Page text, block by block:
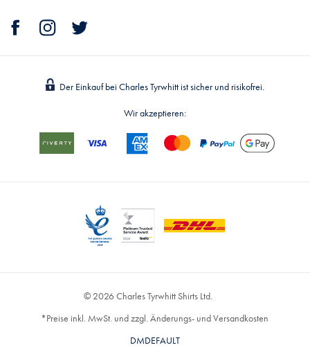
Der Einkauf bei Charles Tyrwhitt ist sicher und risikofrei.
Wir akzeptieren:
© 2026 Charles Tyrwhitt Shirts Ltd.
*Preise inkl. MwSt. und zzgl. Änderungs- und Versandkosten
DMDEFAULT